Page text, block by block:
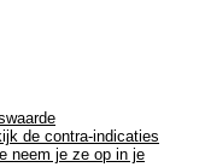
de contra-indicaties
neem je ze op in je